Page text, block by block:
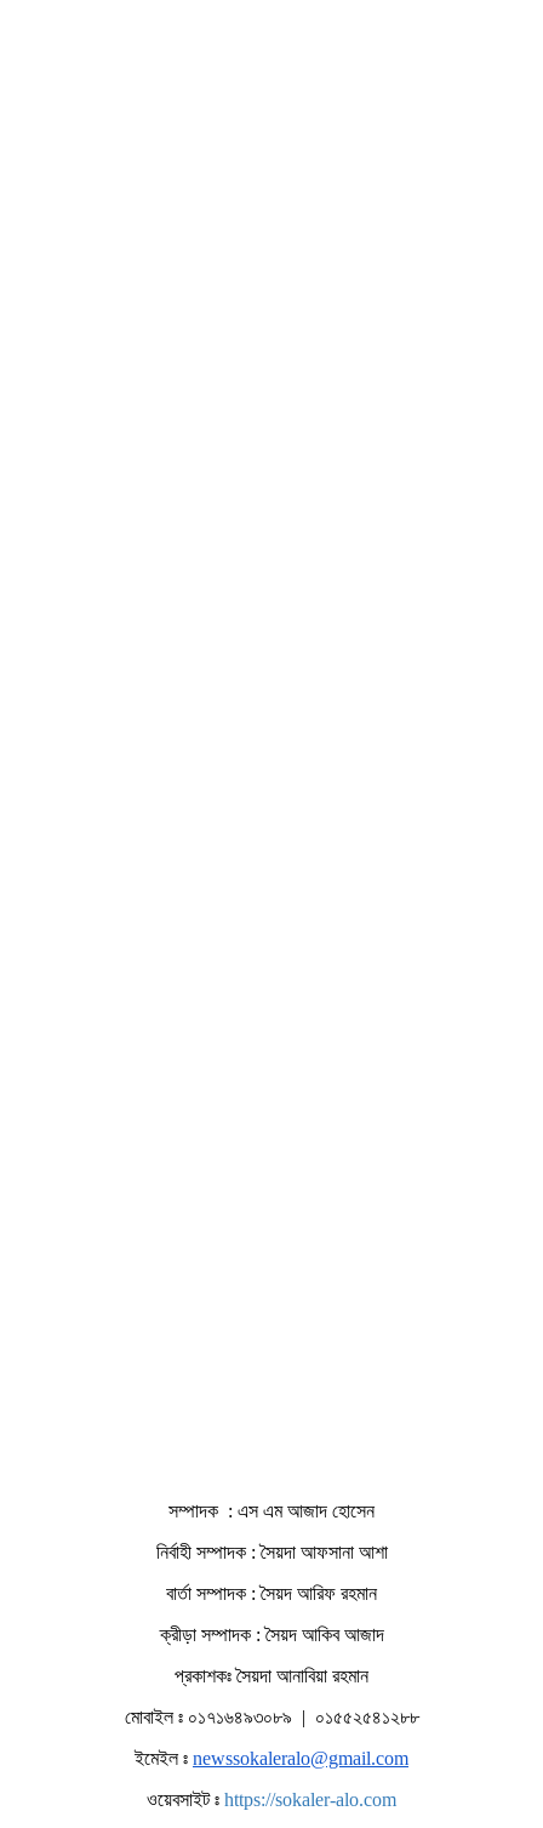
সম্পাদক : এস এম আজাদ হোসেন
নির্বাহী সম্পাদক : সৈয়দা আফসানা আশা
বার্তা সম্পাদক : সৈয়দ আরিফ রহমান
ক্রীড়া সম্পাদক : সৈয়দ আকিব আজাদ
প্রকাশকঃ সৈয়দা আনাবিয়া রহমান
মোবাইল ঃ ০১৭১৬৪৯৩০৮৯ | ০১৫৫২৫৪১২৮৮
ইমেইল ঃ newssokaleralo@gmail.com
ওয়েবসাইট ঃ https://sokaler-alo.com